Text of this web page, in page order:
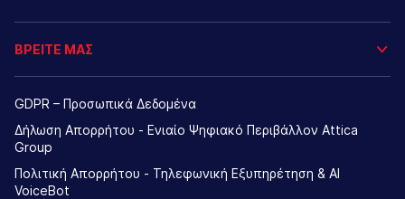
ΒΡΕΙΤΕ ΜΑΣ
GDPR – Προσωπικά Δεδομένα
Δήλωση Απορρήτου - Ενιαίο Ψηφιακό Περιβάλλον Attica
Group
Πολιτική Απορρήτου - Τηλεφωνική Εξυπηρέτηση & AI
VoiceBot